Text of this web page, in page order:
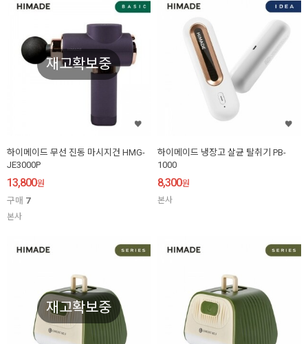
재고확보중
하이메이드 무선 진동 마시지건 HMG-
JE3000P
13,800원
구매 7
본사
하이메이드 냉장고 살균 탈취기 PB-
1000
8,300원
본사
재고확보중